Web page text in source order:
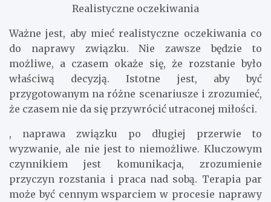
Realistyczne oczekiwania
Ważne jest, aby mieć realistyczne oczekiwania co
do naprawy związku. Nie zawsze będzie to
możliwe, a czasem okaże się, że rozstanie było
właściwą decyzją. Istotne jest, aby być
przygotowanym na różne scenariusze i zrozumieć,
że czasem nie da się przywrócić utraconej miłości.
, naprawa związku po długiej przerwie to
wyzwanie, ale nie jest to niemożliwe. Kluczowym
czynnikiem jest komunikacja, zrozumienie
przyczyn rozstania i praca nad sobą. Terapia par
może być cennym wsparciem w procesie naprawy